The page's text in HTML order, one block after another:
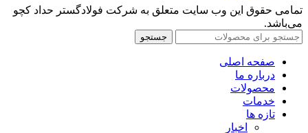
تمامی حقوق این وب سایت متعلق به شرکت فولادگستر حداد کچو
می‌باشد.
جستجو
صفحه اصلی
درباره ما
محصولات
خدمات
تازه ها
اخبار